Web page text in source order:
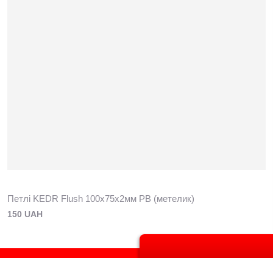
Петлі KEDR Flush 100х75х2мм РВ (метелик)
150 UAH